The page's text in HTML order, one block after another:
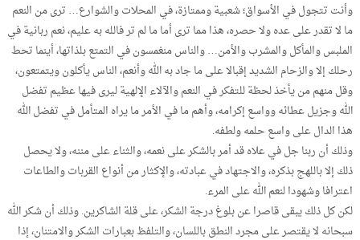
وأنت تتجول في الأسواق؛ شعبية وممتازة، في المحلات والشوارع… ترى من النعم
ما لا تقدر على عده ولا حصره، هذا مما ترى أما ما لم تر فالله به عليم، نعم ربانية في
الملبس والمأكل والمشرب والأمن… والناس منغمسون في التمتع بلذاتها، أينما تحط
رحلك إلا والزحام الشديد إقبالا على ما جاد به الله وأنعم، الناس يأكلون ويتمتعون،
وقل منهم من يأخذ لحظة للتفكر في النعم والآلاء الإلهية ليرى فيها عظيم تفضل
الله وجزيل عطائه وواسع إكرامه، وأهم ما في الأمر ما يراه المتأمل في تفضل الله
هذا الدال على واسع حلمه ولطفه.
وذلك أن ربنا جل في علاه قد أمر بالشكر على نعمه، والثناء على مننه، ولا يحصل
ذلك إلا باللهج بذكره، والاجتهاد في عبادته، والإكثار من أنواع القربات والطاعات
اعترافا وشهودا لنعم الله على المرء.
لكن كل ذلك يبقى قاصرا عن بلوغ درجة الشكر، على قلة الشاكرين. وذلك أن شكر الله
سبحانه لا يقتصر على مجرد النطق باللسان، والتلفظ بعبارات الشكر والامتنان، إذا